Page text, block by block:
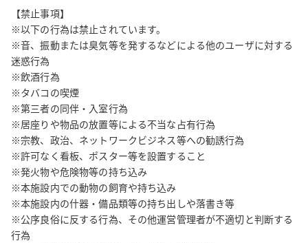
【禁止事項】
※以下の行為は禁止されています。
※音、振動または臭気等を発するなどによる他のユーザに対する
迷惑行為
※飲酒行為
※タバコの喫煙
※第三者の同伴・入室行為
※居座りや物品の放置等による不当な占有行為
※宗教、政治、ネットワークビジネス等への勧誘行為
※許可なく看板、ポスター等を設置すること
※発火物や危険物等の持ち込み
※本施設内での動物の飼育や持ち込み
※本施設内の什器・備品類等の持ち出しや落書き等
※公序良俗に反する行為、その他運営管理者が不適切と判断する
行為